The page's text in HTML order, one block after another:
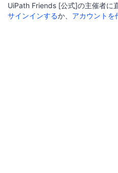
UiPath Friends [公式]の主催者に
サインインするか、 アカウントを